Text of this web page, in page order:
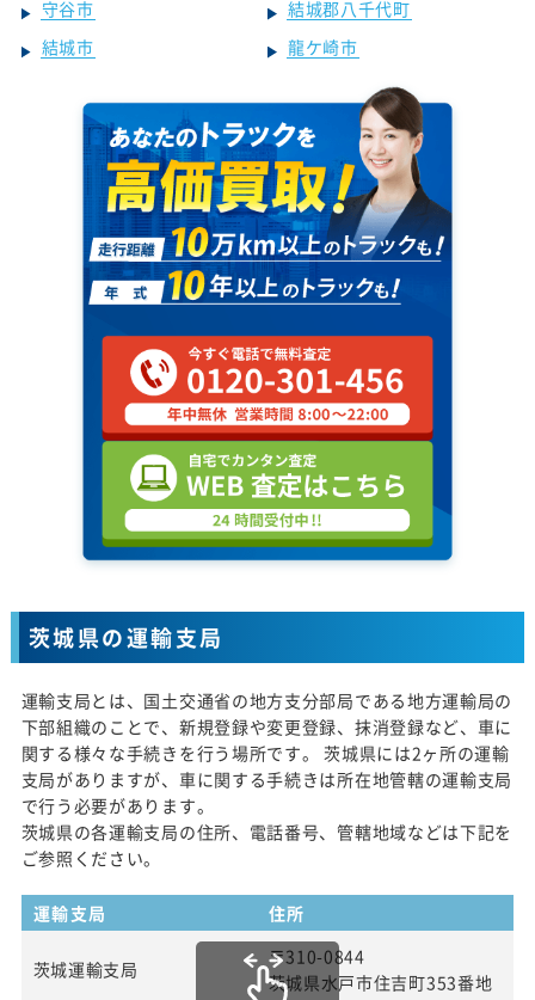
守谷市
結城郡八千代町
結城市
龍ケ崎市
茨城県の運輸支局
運輸支局とは、国土交通省の地方支分部局である地方運輸局の
下部組織のことで、新規登録や変更登録、抹消登録など、車に
関する様々な手続きを行う場所です。 茨城県には2ヶ所の運輸
支局がありますが、車に関する手続きは所在地管轄の運輸支局
で行う必要があります。
茨城県の各運輸支局の住所、電話番号、管轄地域などは下記を
ご参照ください。
運輸支局 住所
茨城運輸支局
〒310-0844
茨城県水戸市住吉町353番地